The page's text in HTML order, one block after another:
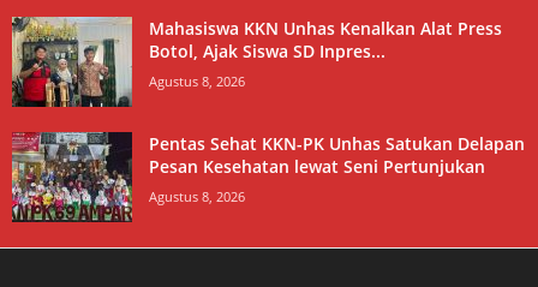
Mahasiswa KKN Unhas Kenalkan Alat Press
Botol, Ajak Siswa SD Inpres...
Agustus 8, 2026
Pentas Sehat KKN-PK Unhas Satukan Delapan
Pesan Kesehatan lewat Seni Pertunjukan
Agustus 8, 2026